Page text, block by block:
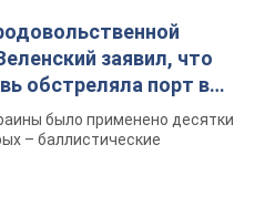
заявил, что
обстреляла порт в
было применено десятки
– баллистические